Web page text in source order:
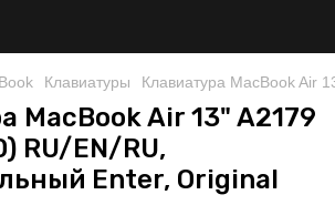
Клавиатуры Клавиатура MacBook Air
MacBook Air 13" A2179
RU/EN/RU,
Enter, Original